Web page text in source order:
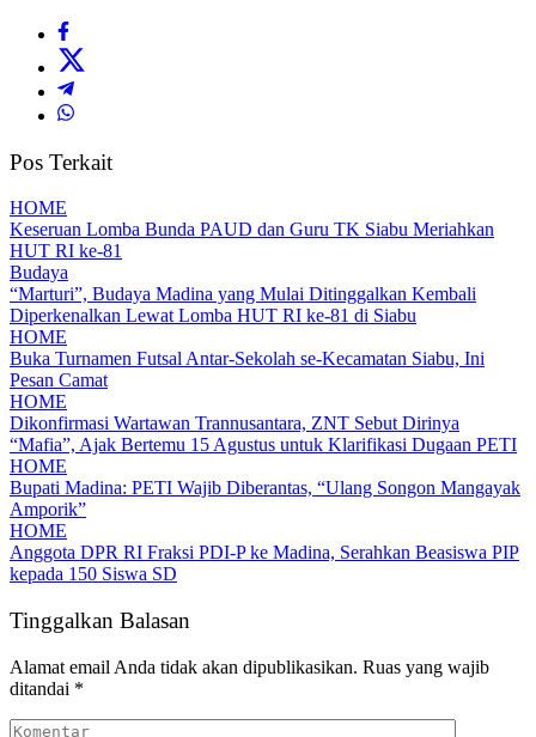
Pos Terkait
HOME
Keseruan Lomba Bunda PAUD dan Guru TK Siabu Meriahkan
HUT RI ke-81
Budaya
“Marturi”, Budaya Madina yang Mulai Ditinggalkan Kembali
Diperkenalkan Lewat Lomba HUT RI ke-81 di Siabu
HOME
Buka Turnamen Futsal Antar-Sekolah se-Kecamatan Siabu, Ini
Pesan Camat
HOME
Dikonfirmasi Wartawan Trannusantara, ZNT Sebut Dirinya
“Mafia”, Ajak Bertemu 15 Agustus untuk Klarifikasi Dugaan PETI
HOME
Bupati Madina: PETI Wajib Diberantas, “Ulang Songon Mangayak
Amporik”
HOME
Anggota DPR RI Fraksi PDI-P ke Madina, Serahkan Beasiswa PIP
kepada 150 Siswa SD
Tinggalkan Balasan
Alamat email Anda tidak akan dipublikasikan. Ruas yang wajib
ditandai *